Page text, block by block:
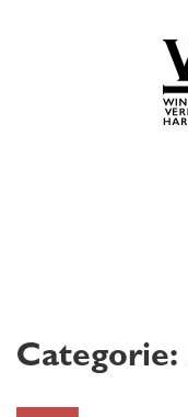
Categorie: